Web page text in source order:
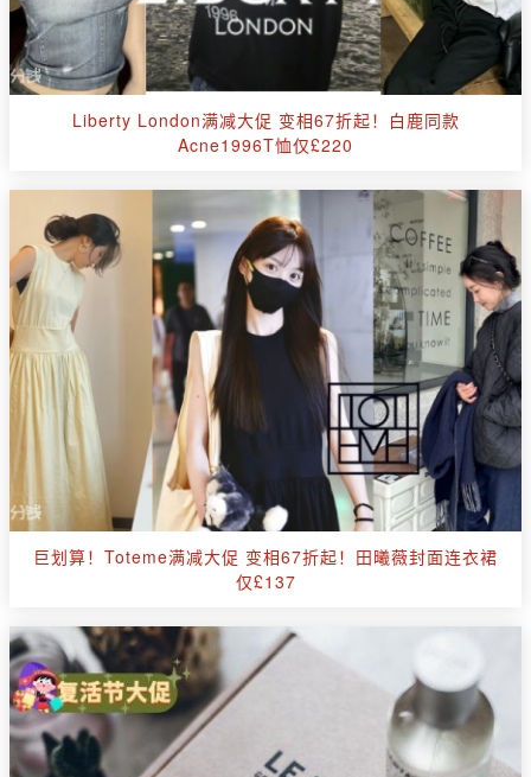
Liberty London满减大促 变相67折起！白鹿同款
Acne1996T恤仅£220
巨划算！Toteme满减大促 变相67折起！田曦薇封面连衣裙
仅£137